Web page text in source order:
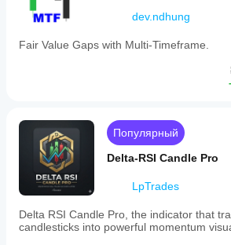
dev.ndhung
Fair Value Gaps with Multi-Timeframe.
Популярный
Delta-RSI Candle Pro
LpTrades
Delta RSI Candle Pro, the indicator that
candlesticks into powerful momentum